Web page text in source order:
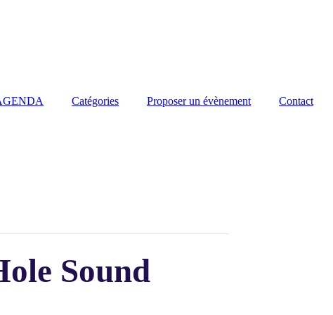
Catégories Proposer un évènement
Contact
Sound